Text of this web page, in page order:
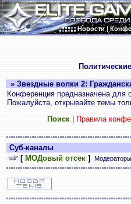
Новости|
» Звездные волки 2:
Конференция предназначена для
Пожалуйста, открывайте темы
Поиск| Правила
Суб-каналы
[ МОДовый отсек ]